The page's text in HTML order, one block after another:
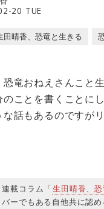
20 TUE
田晴香、恐竜と生きる
恐竜おねえさんこと
のことを書くことに
話もあるのですが
連載コラム「生田晴香、
バーでもある自他共に認